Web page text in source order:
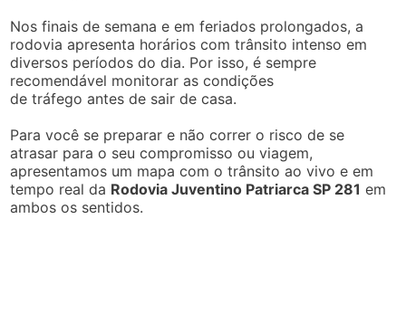
Nos finais de semana e em feriados prolongados, a
rodovia apresenta horários com trânsito intenso em
diversos períodos do dia. Por isso, é sempre
recomendável monitorar as condições
de tráfego antes de sair de casa.
Para você se preparar e não correr o risco de se
atrasar para o seu compromisso ou viagem,
apresentamos um mapa com o trânsito ao vivo e em
tempo real da Rodovia Juventino Patriarca SP 281 em
ambos os sentidos.